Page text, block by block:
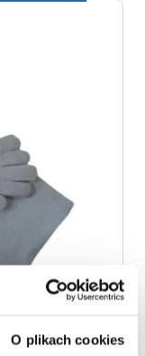
O plikach cookies